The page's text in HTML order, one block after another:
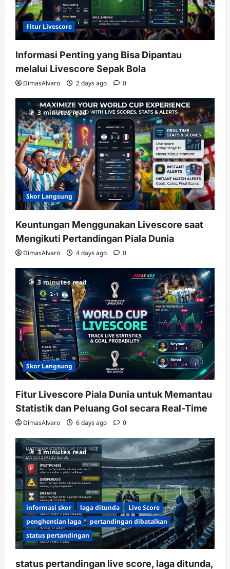
Fitur Livescore
Informasi Penting yang Bisa Dipantau
melalui Livescore Sepak Bola
DimasAlvaro 2 days ago 0
3 minutes read
Skor Langsung
Keuntungan Menggunakan Livescore saat
Mengikuti Pertandingan Piala Dunia
DimasAlvaro 4 days ago 0
3 minutes read
Skor Langsung
Fitur Livescore Piala Dunia untuk Memantau
Statistik dan Peluang Gol secara Real-Time
DimasAlvaro 6 days ago 0
3 minutes read
informasi skor laga ditunda
Live Score
penghentian laga
pertandingan dibatalkan
status pertandingan
status pertandingan live score, laga ditunda,